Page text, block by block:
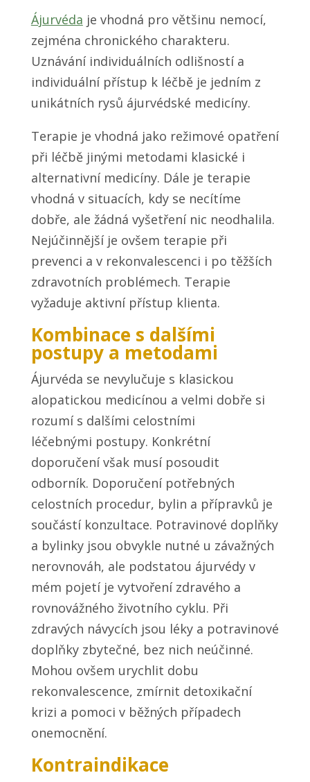
Ájurvéda je vhodná pro většinu nemocí,
zejména chronického charakteru.
Uznávání individuálních odlišností a
individuální přístup k léčbě je jedním z
unikátních rysů ájurvédské medicíny.
Terapie je vhodná jako režimové opatření
při léčbě jinými metodami klasické i
alternativní medicíny. Dále je terapie
vhodná v situacích, kdy se necítíme
dobře, ale žádná vyšetření nic neodhalila.
Nejúčinnější je ovšem terapie při
prevenci a v rekonvalescenci i po těžších
zdravotních problémech. Terapie
vyžaduje aktivní přístup klienta.
Kombinace s dalšími
postupy a metodami
Ájurvéda se nevylučuje s klasickou
alopatickou medicínou a velmi dobře si
rozumí s dalšími celostními
léčebnými postupy. Konkrétní
doporučení však musí posoudit
odborník. Doporučení potřebných
celostních procedur, bylin a přípravků je
součástí konzultace. Potravinové doplňky
a bylinky jsou obvykle nutné u závažných
nerovnováh, ale podstatou ájurvédy v
mém pojetí je vytvoření zdravého a
rovnovážného životního cyklu. Při
zdravých návycích jsou léky a potravinové
doplňky zbytečné, bez nich neúčinné.
Mohou ovšem urychlit dobu
rekonvalescence, zmírnit detoxikační
krizi a pomoci v běžných případech
onemocnění.
Kontraindikace